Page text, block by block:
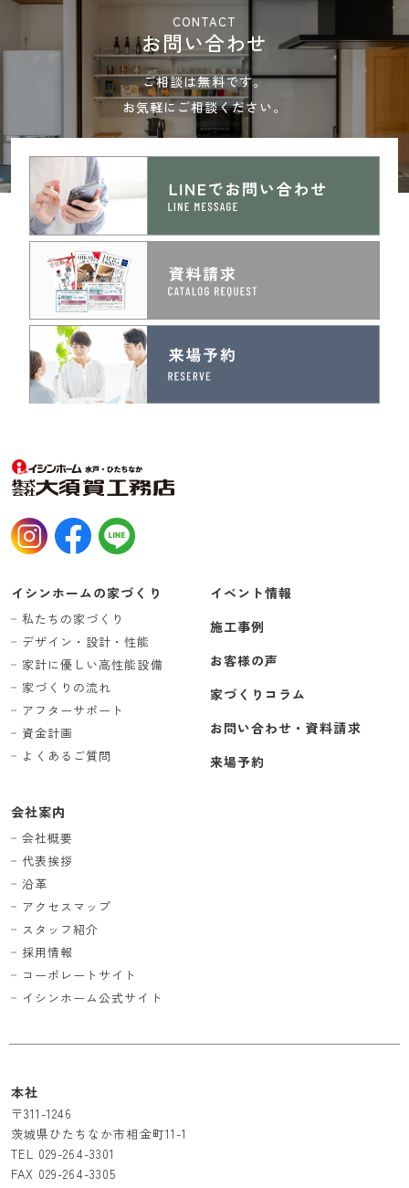
CONTACT
お問い合わせ
ご相談は無料です。
お気軽にご相談ください。
イシンホームの家づくり
私たちの家づくり
デザイン・設計・性能
家計に優しい高性能設備
家づくりの流れ
アフターサポート
資金計画
よくあるご質問
イベント情報
施工事例
お客様の声
家づくりコラム
お問い合わせ・資料請求
来場予約
会社案内
会社概要
代表挨拶
沿革
アクセスマップ
スタッフ紹介
採用情報
コーポレートサイト
イシンホーム公式サイト
本社
〒311-1246
茨城県ひたちなか市相金町11-1
TEL 029-264-3301
FAX 029-264-3305